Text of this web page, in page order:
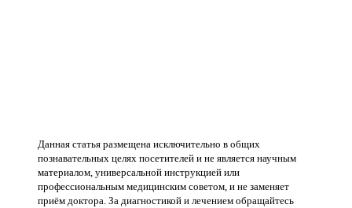
Данная статья размещена исключительно в общих
познавательных целях посетителей и не является научным
материалом, универсальной инструкцией или
профессиональным медицинским советом, и не заменяет
приём доктора. За диагностикой и лечением обращайтесь